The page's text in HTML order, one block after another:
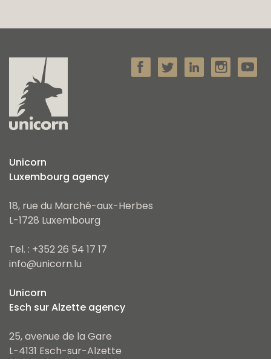
Unicorn
Luxembourg agency
18, rue du Marché-aux-Herbes
L-1728 Luxembourg
Tel. : +352 26 54 17 17
info@unicorn.lu
Unicorn
Esch sur Alzette agency
25, avenue de la Gare
L-4131 Esch-sur-Alzette